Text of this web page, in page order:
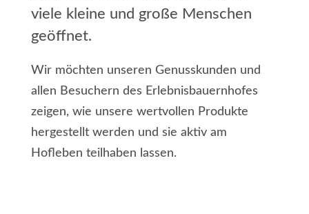
viele kleine und große Menschen
geöffnet.
Wir möchten unseren Genusskunden und
allen Besuchern des Erlebnisbauernhofes
zeigen, wie unsere wertvollen Produkte
hergestellt werden und sie aktiv am
Hofleben teilhaben lassen.